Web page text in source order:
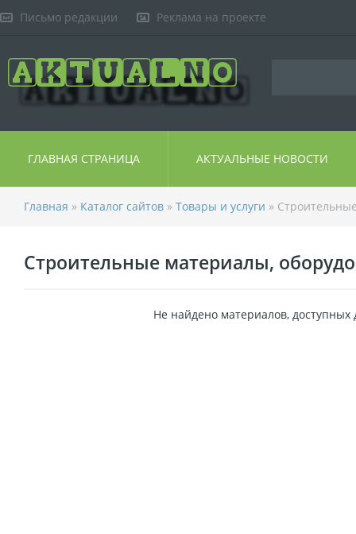
Письмо редакции Реклама на проекте
ГЛАВНАЯ СТРАНИЦА АКТУАЛЬНЫЕ НОВОСТИ
Главная » Каталог сайтов » Товары и услуги »
Строительные материалы,
Не найдено материалов, доступных